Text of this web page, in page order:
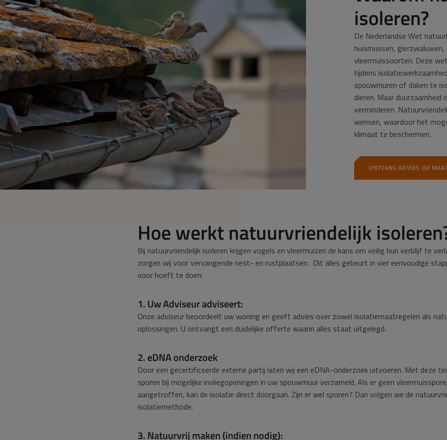
isoleren?
De Nederlandse Wet
huismussen,
vleermuissoorten. Deze
tijdens
spouwmuren of daken te
dieren. Maar duurzaamheid
verminderen.
wensen, waardoor het
klimaat te beschermen.
ONTVANG ADVIES OP
Hoe werkt natuurvriendelijk
Bij natuurvriendelijk isoleren krijgen vogels en vleermuizen de kans om veilig hun verblijf te
zorgen wij voor vervangende nest- en rustplaatsen. Dit alles gebeurt in vier eenvoudige
voor hoeft te doen:
1. Uw Adviseur adviseert:
Onze adviseur beoordeelt uw woning en geeft advies over zowel isolatiemaatregelen als
oplossingen. U ontvangt een duidelijke offerte waarin alles staat uitgelegd.
2. eDNA onderzoek
Door een gecertificeerde externe partij laten wij een eDNA-onderzoek uitvoeren. Met deze
sporen bij mogelijke invliegopeningen in uw spouwmuur verzameld. Als er geen
aangetroffen, kan de isolatie direct doorgaan. Zijn er wel sporen? Dan volgen we de
isolatiemethode.
3. Natuurvrij maken (indien nodig):